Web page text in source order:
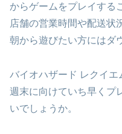
からゲームをプレイする
店舗の営業時間や配送状
朝から遊びたい方にはダ
バイオハザード レクイエ
週末に向けていち早くプ
いでしょうか。